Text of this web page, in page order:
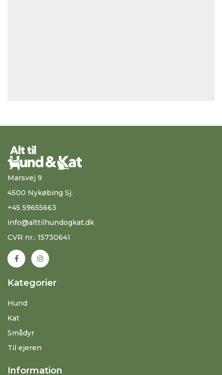
Marsvej 9
4500 Nykøbing Sj.
+45 59655663
info@alttilhundogkat.dk
CVR nr.: 15730641
Kategorier
Hund
Kat
Smådyr
Til ejeren
Information